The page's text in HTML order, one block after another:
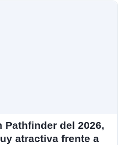
Pathfinder del 2026,
atractiva frente a